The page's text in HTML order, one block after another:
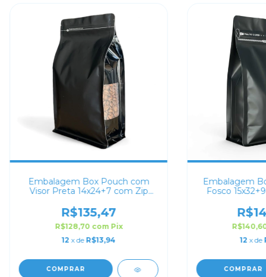
Embalagem Box Pouch com
Visor Preta 14x24+7 com Zip
R$135,47
R$128,70 com Pix
12 x de R$13,94
COMPRAR
Embalagem
Fosco
12 x de
COMPRAR